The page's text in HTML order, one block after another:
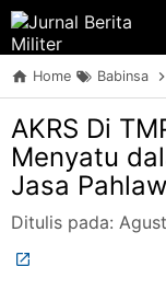
Home Babinsa
AKRS Di
Menyatu
Jasa
Ditulis pada: